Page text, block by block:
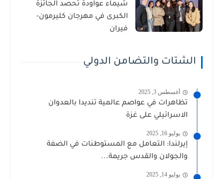
شيماء عواودة تحصد الجائزة
الكبرى في مهرجان كليرمون-
فيران
الشتات والتضامن الدولي
أغسطس 3, 2025
تظاهرات في عواصم عالمية تنديدا بالعدوان
الاسرائيلي على غزة
يوليو 16, 2025
إيرلندا: التعامل مع المستوطنات في الضفة
والجولان والقدس جريمة...
يوليو 14, 2025